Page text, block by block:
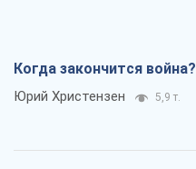
Когда закончится война?
Юрий Христензен 5,9 т.